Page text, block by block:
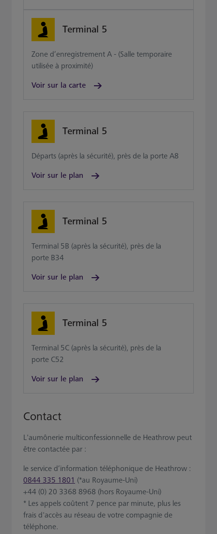
Terminal 5
Zone d’enregistrement A - (Salle temporaire
utilisée à proximité)
Voir sur la carte
Terminal 5
Départs (après la sécurité), près de la porte A8
Voir sur le plan
Terminal 5
Terminal 5B (après la sécurité), près de la
porte B34
Voir sur le plan
Terminal 5
Terminal 5C (après la sécurité), près de la
porte C52
Voir sur le plan
Contact
L'aumônerie multiconfessionnelle de Heathrow peut
être contactée par :
le service d’information téléphonique de Heathrow :
0844 335 1801 (*au Royaume-Uni)
+44 (0) 20 3368 8968 (hors Royaume-Uni)
* Les appels coûtent 7 pence par minute, plus les
frais d'accès au réseau de votre compagnie de
téléphone.